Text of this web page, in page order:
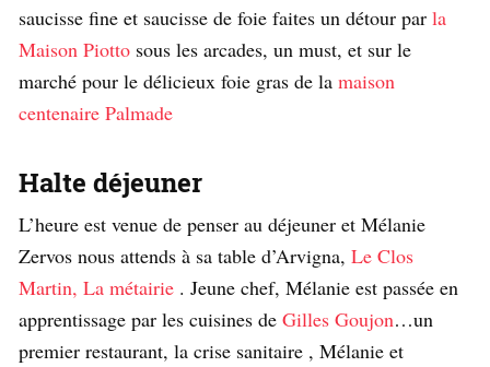
saucisse fine et saucisse de foie faites un détour par la
Maison Piotto sous les arcades, un must, et sur le
marché pour le délicieux foie gras de la maison
centenaire Palmade
Halte déjeuner
L’heure est venue de penser au déjeuner et Mélanie
Zervos nous attends à sa table d’Arvigna, Le Clos
Martin, La métairie . Jeune chef, Mélanie est passée en
apprentissage par les cuisines de Gilles Goujon…un
premier restaurant, la crise sanitaire , Mélanie et